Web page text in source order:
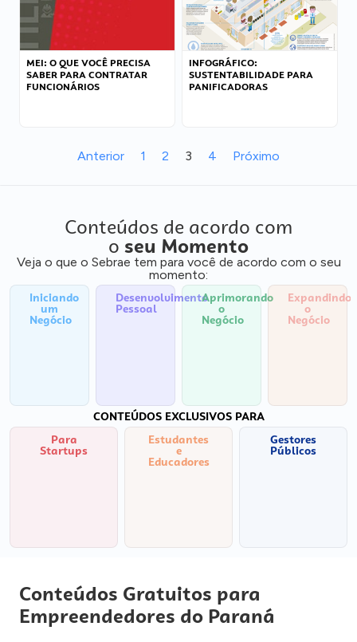
MEI: O QUE VOCÊ PRECISA
SABER PARA CONTRATAR
FUNCIONÁRIOS
INFOGRÁFICO:
SUSTENTABILIDADE PARA
PANIFICADORAS
Anterior 1 2 3 4 Próximo
Conteúdos de acordo com
o seu Momento
Veja o que o Sebrae tem para você de acordo com o seu
momento:
Iniciando
um
Negócio
Desenvolvimento
Pessoal
Aprimorando
o
Negócio
Expandindo
o
Negócio
CONTEÚDOS EXCLUSIVOS PARA
Para
Startups
Estudantes
e
Educadores
Gestores
Públicos
Conteúdos Gratuitos para
Empreendedores do Paraná